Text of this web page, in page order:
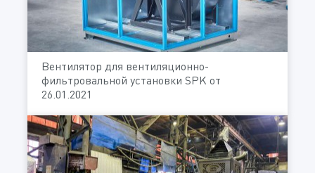
Вентилятор для вентиляционно-
фильтровальной установки SPK от
26.01.2021